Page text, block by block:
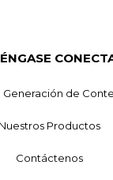
Generación de
Nuestros Productos
Contáctenos